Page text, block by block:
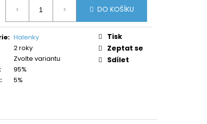
DO KOŠÍKU
: Halenky
2 roky
Zvolte variantu
:
95%
: 5%
Tisk
Zeptat se
Sdílet